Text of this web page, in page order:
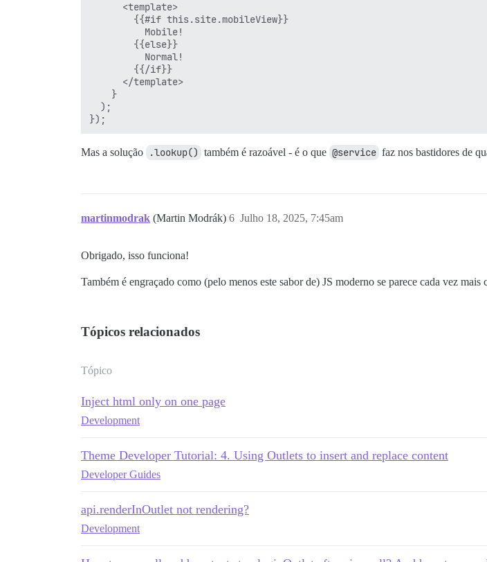
      <template>
        {{#if this.site.mobileView}}
          Mobile!
        {{else}}
          Normal!
        {{/if}}
      </template>
    }
  );
Mas a solução .lookup() também é razoável - é o que @service faz nos bastidores de
martinmodrak (Martin Modrák) Julho 18, 2025, 7:45am
6
Obrigado, isso funciona!
Também é engraçado como (pelo menos este sabor de) JS moderno se parece cada vez
Tópicos relacionados
Tópico
Inject html only on one page
Development
Theme Developer Tutorial: 4. Using Outlets to insert and replace content
Developer Guides
api.renderInOutlet not rendering?
Development